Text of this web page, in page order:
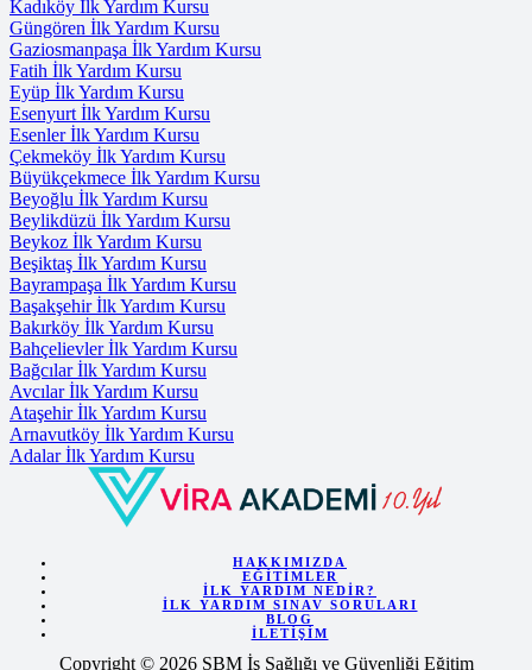
Kadıköy İlk Yardım Kursu
Güngören İlk Yardım Kursu
Gaziosmanpaşa İlk Yardım Kursu
Fatih İlk Yardım Kursu
Eyüp İlk Yardım Kursu
Esenyurt İlk Yardım Kursu
Esenler İlk Yardım Kursu
Çekmeköy İlk Yardım Kursu
Büyükçekmece İlk Yardım Kursu
Beyoğlu İlk Yardım Kursu
Beylikdüzü İlk Yardım Kursu
Beykoz İlk Yardım Kursu
Beşiktaş İlk Yardım Kursu
Bayrampaşa İlk Yardım Kursu
Başakşehir İlk Yardım Kursu
Bakırköy İlk Yardım Kursu
Bahçelievler İlk Yardım Kursu
Bağcılar İlk Yardım Kursu
Avcılar İlk Yardım Kursu
Ataşehir İlk Yardım Kursu
Arnavutköy İlk Yardım Kursu
Adalar İlk Yardım Kursu
HAKKIMIZDA
EĞITIMLER
İLK YARDIM NEDIR?
İLK YARDIM SINAV SORULARI
BLOG
İLETIŞIM
Copyright © 2026 SBM İş Sağlığı ve Güvenliği Eğitim